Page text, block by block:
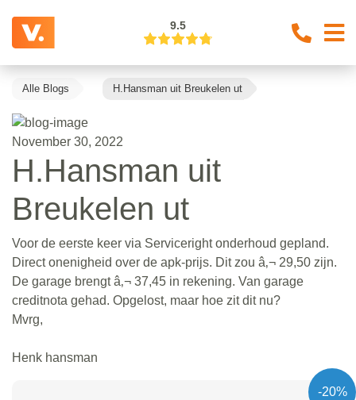
9.5
Alle Blogs H.Hansman uit Breukelen ut
November 30, 2022
H.Hansman uit
Breukelen ut
Voor de eerste keer via Serviceright onderhoud gepland.
Direct onenigheid over de apk-prijs. Dit zou â‚¬ 29,50 zijn.
De garage brengt â‚¬ 37,45 in rekening. Van garage
creditnota gehad. Opgelost, maar hoe zit dit nu?
Mvrg,
Henk hansman
-20%